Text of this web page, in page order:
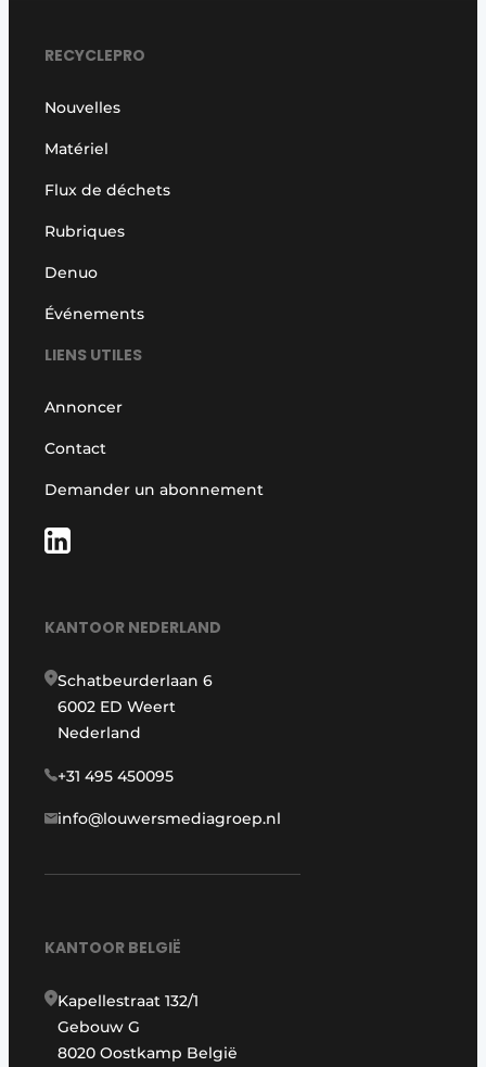
RECYCLEPRO
Nouvelles
Matériel
Flux de déchets
Rubriques
Denuo
Événements
LIENS UTILES
Annoncer
Contact
Demander un abonnement
KANTOOR NEDERLAND
Schatbeurderlaan 6
6002 ED Weert
Nederland
+31 495 450095
info@louwersmediagroep.nl
KANTOOR BELGIË
Kapellestraat 132/1
Gebouw G
8020 Oostkamp België